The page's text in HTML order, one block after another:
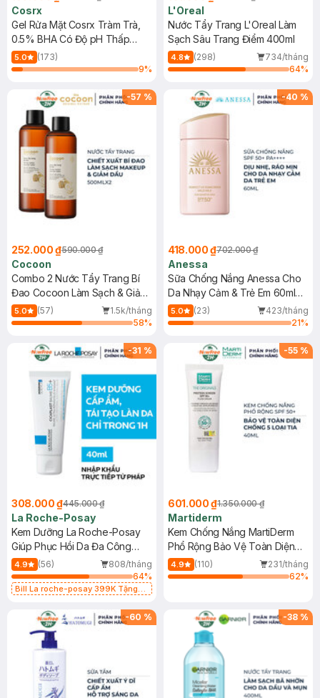
Cosrx
Gel Rửa Mặt Cosrx Tràm Trà,
0.5% BHA Có Độ pH Thấp
150ml
5.0
(173)
9%
L'Oreal
Nước Tẩy Trang L'Oreal Làm
Sạch Sâu Trang Điểm 400ml
4.8 (298)
734/tháng
64%
-57 %
252.000 ₫590.000 ₫
Cocoon
Combo 2 Nước Tẩy Trang Bí
Đao Cocoon Làm Sạch & Giảm
Dầu 500ml
5.0 (57)
1.5k/tháng
58%
-40 %
418.000 ₫702.000 ₫
Anessa
Sữa Chống Nắng Anessa Cho
Da Nhạy Cảm & Trẻ Em 60ml
(Mới)
5.0 (23)
423/tháng
21%
-31 %
308.000 ₫445.000 ₫
La Roche-Posay
Kem Dưỡng La Roche-Posay
Giúp Phục Hồi Da Đa Công
Dụng 40ml
4.9 (56)
808/tháng
64%
Bill La roche-posay 399K Tặng
(SL có hạn)
-55 %
601.000 ₫1.350.000 ₫
Martiderm
Kem Chống Nắng MartiDerm
Phổ Rộng Bảo Vệ Toàn Diện
40ml
4.9 (110)
231/tháng
62%
-60 % -38 %